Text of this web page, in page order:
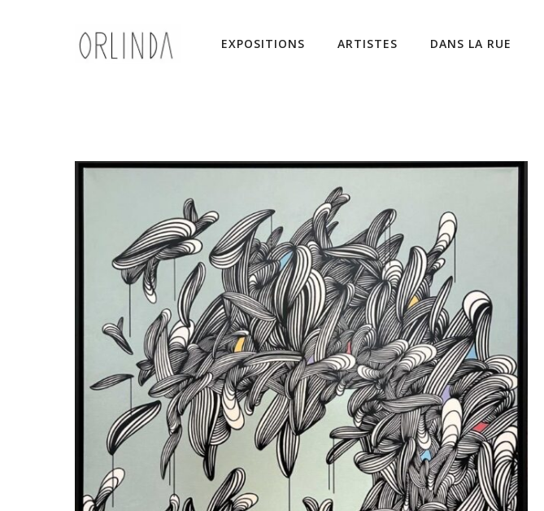
EXPOSITIONS ARTISTES DANS LA RUE